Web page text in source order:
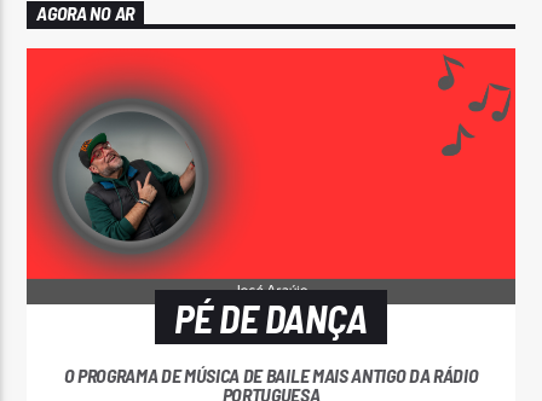
AGORA NO AR
PÉ DE DANÇA
O PROGRAMA DE MÚSICA DE BAILE MAIS ANTIGO DA RÁDIO
PORTUGUESA